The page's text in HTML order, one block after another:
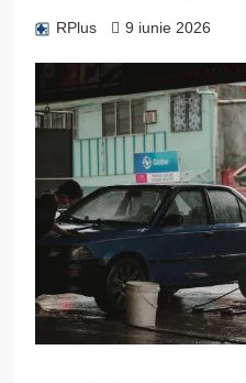
RPlus 9 iunie 2026